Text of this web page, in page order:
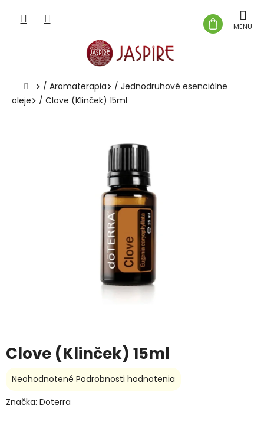
obsah
KOŠÍK
Domov
/ Aromaterapia / Jednodruhové esenciálne
oleje
/ Clove (Klinček) 15ml
Clove (Klinček) 15ml
Priemerné
produktu
Neohodnotené Podrobnosti hodnotenia
Značka: Doterra